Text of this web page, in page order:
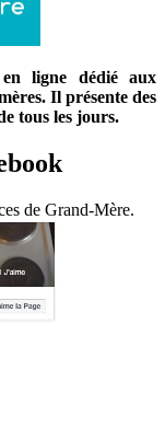
ligne dédié aux
Il présente des
tous les jours.
de Grand-Mère.